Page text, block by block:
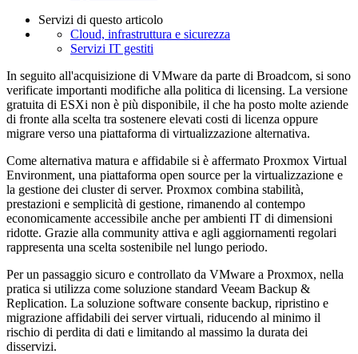
Servizi di questo articolo
Cloud, infrastruttura e sicurezza
Servizi IT gestiti
In seguito all'acquisizione di VMware da parte di Broadcom, si sono
verificate importanti modifiche alla politica di licensing. La versione
gratuita di ESXi non è più disponibile, il che ha posto molte aziende
di fronte alla scelta tra sostenere elevati costi di licenza oppure
migrare verso una piattaforma di virtualizzazione alternativa.
Come alternativa matura e affidabile si è affermato Proxmox Virtual
Environment, una piattaforma open source per la virtualizzazione e
la gestione dei cluster di server. Proxmox combina stabilità,
prestazioni e semplicità di gestione, rimanendo al contempo
economicamente accessibile anche per ambienti IT di dimensioni
ridotte. Grazie alla community attiva e agli aggiornamenti regolari
rappresenta una scelta sostenibile nel lungo periodo.
Per un passaggio sicuro e controllato da VMware a Proxmox, nella
pratica si utilizza come soluzione standard Veeam Backup &
Replication. La soluzione software consente backup, ripristino e
migrazione affidabili dei server virtuali, riducendo al minimo il
rischio di perdita di dati e limitando al massimo la durata dei
disservizi.